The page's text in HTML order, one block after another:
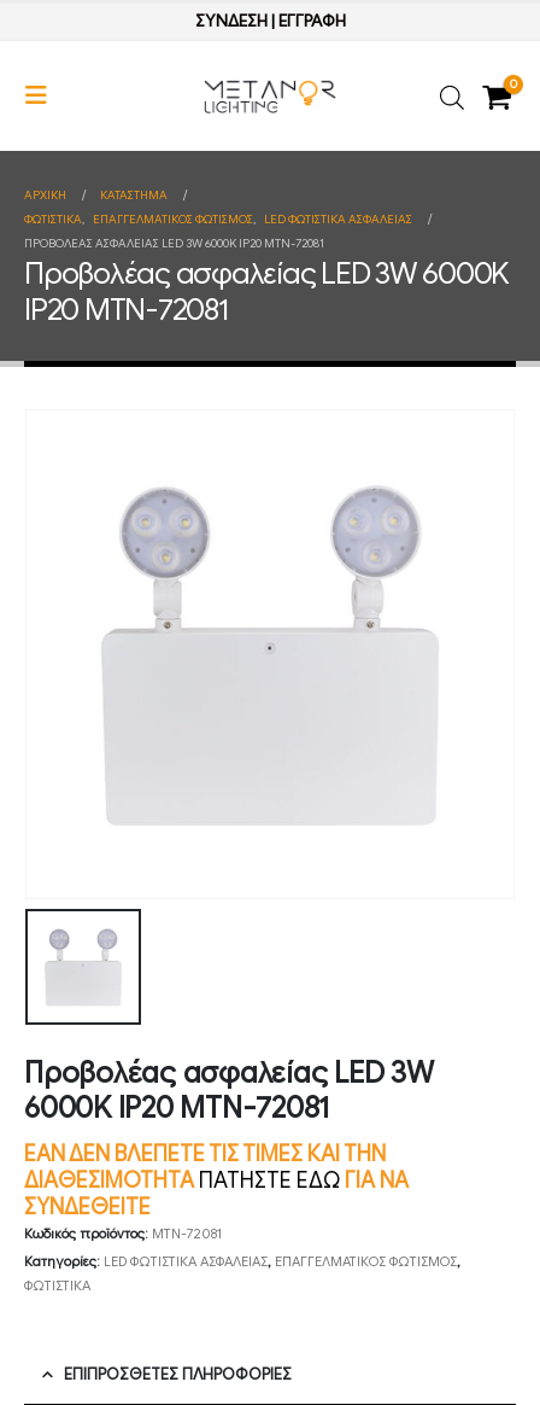
ΣΥΝΔΕΣΗ| ΕΓΓΡΑΦΗ
0
ΑΡΧΙΚΉ
ΚΑΤΆΣΤΗΜΑ
ΦΩΤΙΣΤΙΚΑ, ΕΠΑΓΓΕΛΜΑΤΙΚΟΣ ΦΩΤΙΣΜΟΣ,
LED ΦΩΤΙΣΤΙΚΑ ΑΣΦΑΛΕΙΑΣ
ΠΡΟΒΟΛΈΑΣ ΑΣΦΑΛΕΊΑΣ LED 3W 6000K IP20 MTN-72081
Προβολέας ασφαλείας LED 3W 6000K
IP20 MTN-72081
Προβολέας ασφαλείας LED 3W
6000K IP20 MTN-72081
ΕΑΝ ΔΕΝ ΒΛΕΠΕΤΕ ΤΙΣ ΤΙΜΕΣ ΚΑΙ ΤΗΝ
ΔΙΑΘΕΣΙΜΟΤΗΤΑ ΠΑΤΗΣΤΕ ΕΔΩ ΓΙΑ ΝΑ
ΣΥΝΔΕΘΕΙΤΕ
Κωδικός προϊόντος: MTN-72081
Κατηγορίες: LED ΦΩΤΙΣΤΙΚΑ ΑΣΦΑΛΕΙΑΣ, ΕΠΑΓΓΕΛΜΑΤΙΚΟΣ ΦΩΤΙΣΜΟΣ,
ΦΩΤΙΣΤΙΚΑ
ΕΠΙΠΡΌΣΘΕΤΕΣ ΠΛΗΡΟΦΟΡΊΕΣ